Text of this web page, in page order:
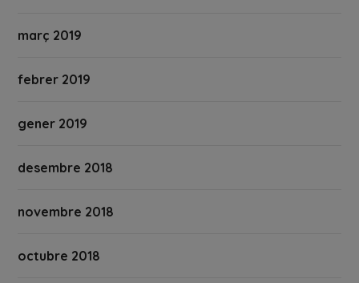
març 2019
febrer 2019
gener 2019
desembre 2018
novembre 2018
octubre 2018